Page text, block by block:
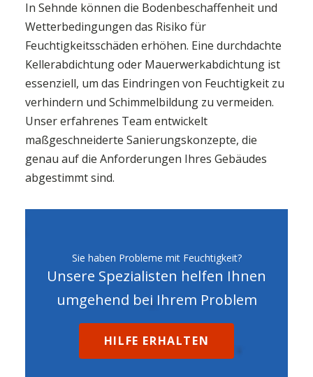
In Sehnde können die Bodenbeschaffenheit und
Wetterbedingungen das Risiko für
Feuchtigkeitsschäden erhöhen. Eine durchdachte
Kellerabdichtung oder Mauerwerkabdichtung ist
essenziell, um das Eindringen von Feuchtigkeit zu
verhindern und Schimmelbildung zu vermeiden.
Unser erfahrenes Team entwickelt
maßgeschneiderte Sanierungskonzepte, die
genau auf die Anforderungen Ihres Gebäudes
abgestimmt sind.
Sie haben Probleme mit Feuchtigkeit?
Unsere Spezialisten helfen Ihnen
umgehend bei Ihrem Problem
HILFE ERHALTEN